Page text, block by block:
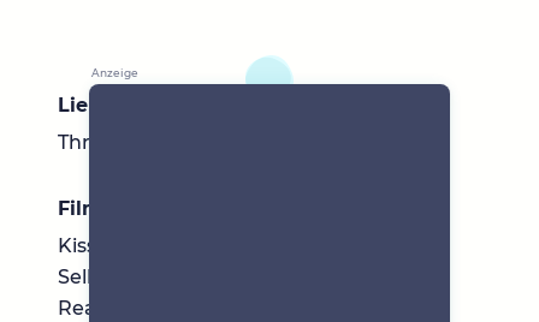
Lieblingsbücher
Thriller
Filme & Serien
Kissing both, Mean girls 2, The Blacklist,
Selling Sunset, Haus des Geldes, SWAT,
Reacher, Harlan Coben Miniserien…